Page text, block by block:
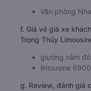
Văn phòng
f. Giá vé giá xe
Trọng Thủy
giường nằm
limousine
g. Review, đánh giá